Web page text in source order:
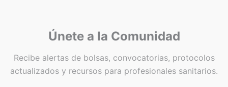
Únete a la Comunidad
Recibe alertas de bolsas, convocatorias, protocolos
actualizados y recursos para profesionales sanitarios.